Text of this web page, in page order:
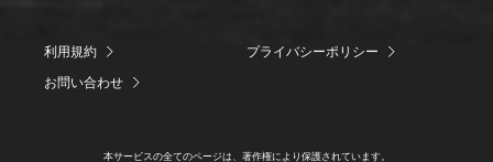
利用規約
プライバシーポリシー
お問い合わせ
本サービスの全てのページは、著作権により保護されています。